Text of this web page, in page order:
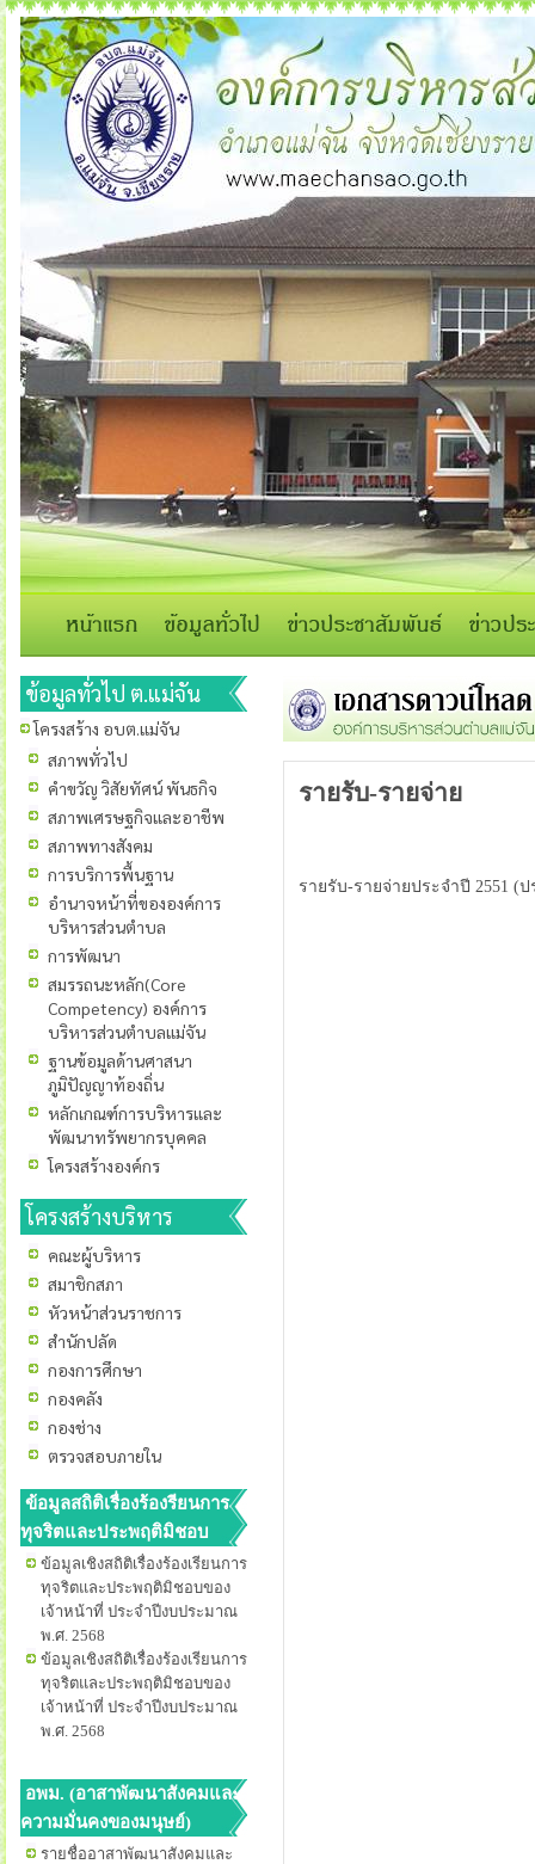
ข้อมูลทั่วไป ต.แม่จัน
โครงสร้าง อบต.แม่จัน
สภาพทั่วไป
คำขวัญ วิสัยทัศน์ พันธกิจ
สภาพเศรษฐกิจและอาชีพ
สภาพทางสังคม
การบริการพื้นฐาน
อำนาจหน้าที่ขององค์การ
บริหารส่วนตำบล
การพัฒนา
สมรรถนะหลัก(Core
Competency) องค์การ
บริหารส่วนตำบลแม่จัน
ฐานข้อมูลด้านศาสนา
ภูมิปัญญาท้องถิ่น
หลักเกณฑ์การบริหารและ
พัฒนาทรัพยากรบุคคล
โครงสร้างองค์กร
โครงสร้างบริหาร
คณะผู้บริหาร
สมาชิกสภา
หัวหน้าส่วนราชการ
สำนักปลัด
กองการศึกษา
กองคลัง
กองช่าง
ตรวจสอบภายใน
ข้อมูลสถิติเรื่องร้องรียนการ
ทุจริตและประพฤติมิชอบ
ข้อมูลเชิงสถิติเรื่องร้องเรียนการ
ทุจริตและประพฤติมิชอบของ
เจ้าหน้าที่ ประจำปีงบประมาณ
พ.ศ. 2568
ข้อมูลเชิงสถิติเรื่องร้องเรียนการ
ทุจริตและประพฤติมิชอบของ
เจ้าหน้าที่ ประจำปีงบประมาณ
พ.ศ. 2568
อพม. (อาสาพัฒนาสังคมและ
ความมั่นคงของมนุษย์)
รายชื่ออาสาพัฒนาสังคมและ
รายรับ-รายจ่าย
รายรับ-รายจ่ายประจำปี 2551 (